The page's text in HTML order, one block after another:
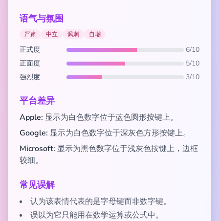
语气与氛围
严肃 中立 讽刺 自嘲
正式度
6/10
正面度
5/10
强烈度
3/10
平台差异
Apple: 显示为白色数字位于蓝色圆形按键上。
Google: 显示为白色数字位于深灰色方形按键上。
Microsoft: 显示为黑色数字位于浅灰色按键上，边框
较细。
常见误解
认为该表情代表的是字母键而非数字键。
误以为它只能用在数学运算或公式中。